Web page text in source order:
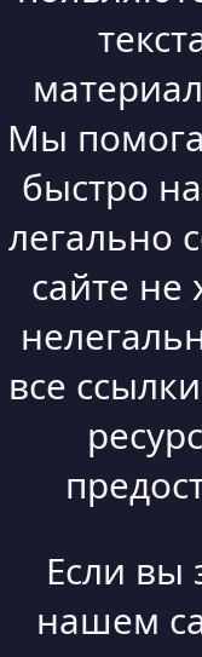
Мы
быстро
легально
сайте не
все
Если вы
нашем